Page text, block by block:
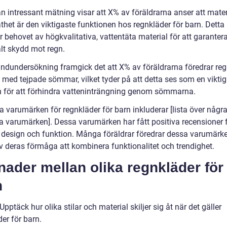
intressant mätning visar att X% av föräldrarna anser att
är den viktigaste funktionen hos regnkläder för barn. Detta
behovet av högkvalitativa, vattentäta material för att
skydd mot regn.
framgick det att X% av föräldrarna föredrar
tejpade sömmar, vilket tyder på att detta ses som en viktig
för att förhindra vatteninträngning genom sömmarna.
varumärken för regnkläder för barn inkluderar [lista över några
varumärken]. Dessa varumärken har fått positiva recensioner
och funktion. Många föräldrar föredrar dessa
deras förmåga att kombinera funktionalitet och trendighet.
mellan olika regnkläder för
hur olika stilar och material skiljer sig åt när det gäller
för barn.